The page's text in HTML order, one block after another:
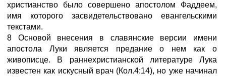
христианство было совершено апостолом Фаддеем,
имя которого засвидетельствовано евангельскими
текстами.
8 Основой внесения в славянские версии имени
апостола Луки является предание о нем как о
живописце. В раннехристианской литературе Лука
известен как искусный врач (Кол.4:14), но уже начинал